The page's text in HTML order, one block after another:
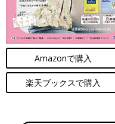
Amazonで購入
楽天ブックスで購入